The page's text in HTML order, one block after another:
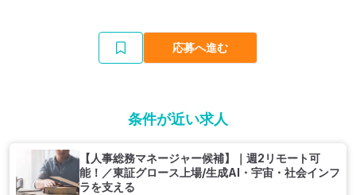
応募へ進む
条件が近い求人
【人事総務マネージャー候補】｜週2リモート可
能！／東証グロース上場/生成AI・宇宙・社会インフ
ラを支える